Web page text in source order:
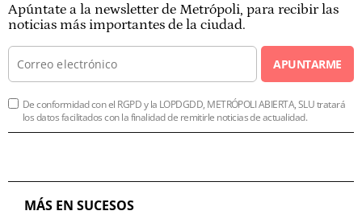
Apúntate a la newsletter de Metrópoli, para recibir las
noticias más importantes de la ciudad.
APUNTARME
De conformidad con el RGPD y la LOPDGDD, METRÓPOLI ABIERTA, SLU tratará
los datos facilitados con la finalidad de remitirle noticias de actualidad.
MÁS EN SUCESOS